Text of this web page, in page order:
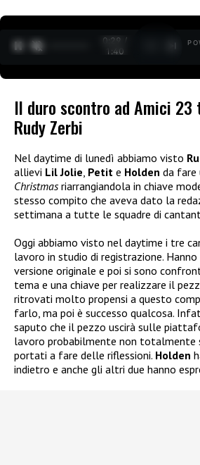
0:30 /
1:40
Il duro scontro ad Amici 23
Rudy Zerbi
Nel daytime di lunedì abbiamo visto
allievi Lil Jolie, Petit e Holden da fare
Christmasriarrangiandola in chiave
stesso compito che aveva dato la
settimana a tutte le squadre di
Oggi abbiamo visto nel daytime i tre
lavoro in studio di registrazione.
versione originale e poi si sono
tema e una chiave per realizzare il
ritrovati molto propensi a questo
farlo, ma poi è successo qualcosa.
saputo che il pezzo uscirà sulle
lavoro probabilmente non totalmente
portati a fare delle riflessioni. Holden
indietro e anche gli altri due hanno